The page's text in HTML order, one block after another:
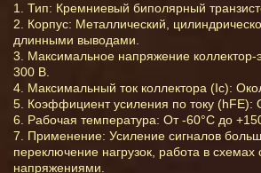
1. Тип: Кремниевый биполярный
2. Корпус: Металлический,
длинными выводами.
3. Максимальное напряжение коллектор-
300 В.
4. Максимальный ток коллектора (Ic):
5. Коэффициент усиления по току (hFE):
6. Рабочая температура: От -60°C до
7. Применение: Усиление сигналов
переключение нагрузок, работа в схемах
напряжениями.